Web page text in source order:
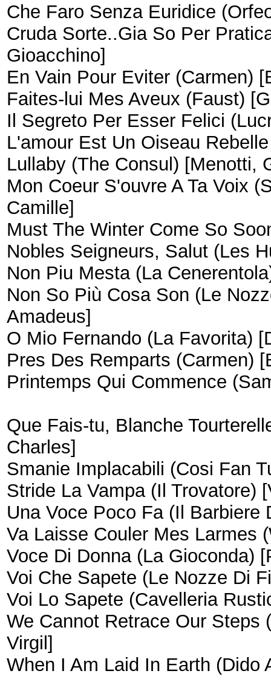
Che Faro Senza Euridice
Cruda Sorte..Gia So Per
Gioacchino]
En Vain Pour Eviter (Carmen)
Faites-lui Mes Aveux (Faust)
Il Segreto Per Esser Felici
L'amour Est Un Oiseau
Lullaby (The Consul) [Menotti,
Mon Coeur S'ouvre A Ta Voix
Camille]
Must The Winter Come So
Nobles Seigneurs, Salut (Les
Non Piu Mesta (La
Non So Più Cosa Son (Le
Amadeus]
O Mio Fernando (La Favorita)
Pres Des Remparts (Carmen)
Printemps Qui Commence
Que Fais-tu, Blanche
Charles]
Smanie Implacabili (Cosi Fan
Stride La Vampa (Il Trovatore)
Una Voce Poco Fa (Il
Va Laisse Couler Mes Larmes
Voce Di Donna (La Gioconda)
Voi Che Sapete (Le Nozze Di
Voi Lo Sapete (Cavelleria
We Cannot Retrace Our Steps
Virgil]
When I Am Laid In Earth (Dido